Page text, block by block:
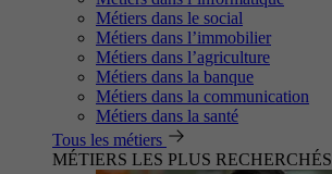
Métiers dans le social
Métiers dans l’immobilier
Métiers dans l’agriculture
Métiers dans la banque
Métiers dans la communication
Métiers dans la santé
Tous les métiers
MÉTIERS LES PLUS RECHERCHÉS